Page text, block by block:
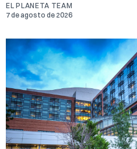
EL PLANETA TEAM
7 de agosto de 2026